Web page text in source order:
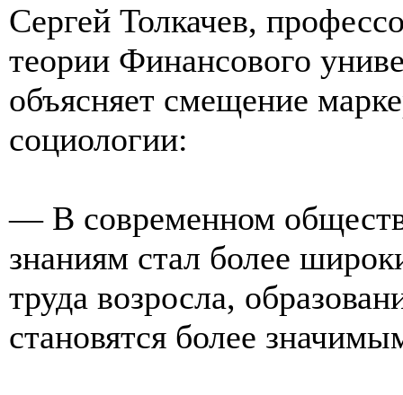
Сергей Толкачев,
теории Финансового
объясняет смещение
социологии:
— В современном
знаниям стал более
труда возросла,
становятся более